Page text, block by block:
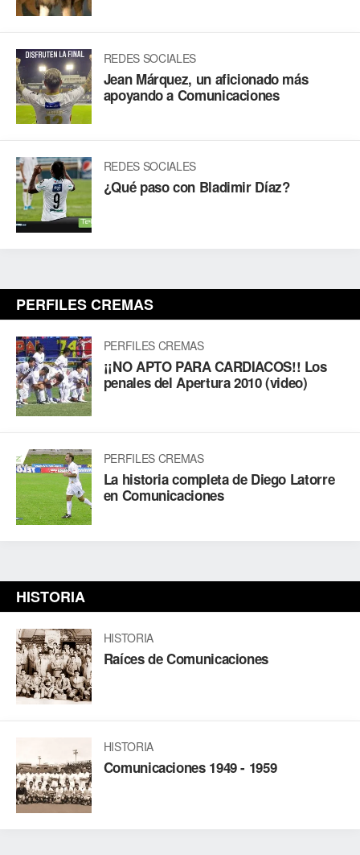
REDES SOCIALES
Jean Márquez, un aficionado más
apoyando a Comunicaciones
REDES SOCIALES
¿Qué paso con Bladimir Díaz?
PERFILES CREMAS
PERFILES CREMAS
¡¡NO APTO PARA CARDIACOS!! Los
penales del Apertura 2010 (video)
PERFILES CREMAS
La historia completa de Diego Latorre
en Comunicaciones
HISTORIA
HISTORIA
Raíces de Comunicaciones
HISTORIA
Comunicaciones 1949 - 1959